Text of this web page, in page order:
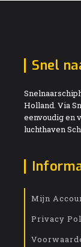
Snel
Holland. Via
eenvoudig en
luchthaven
Mijn
Privacy